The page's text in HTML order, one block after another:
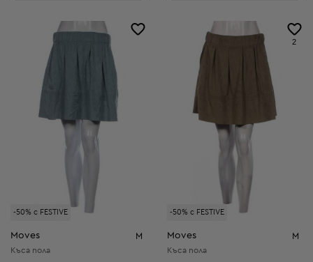
-50% с FESTIVE
Moves M
Къса пола
-50% с FESTIVE
2
Moves M
Къса пола